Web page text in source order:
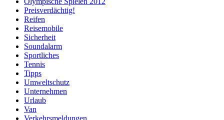
Preisverdächtig!
Reifen
Reisemobile
Sicherheit
Soundalarm
Sportliches
Tennis
Tipps
Umweltschutz
Unternehmen
Urlaub
Van
Verkehrsmeldungen